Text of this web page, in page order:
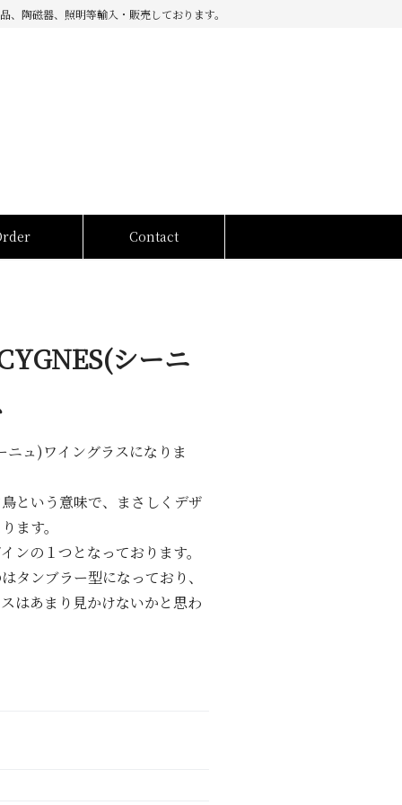
陶磁器、照明等輸入・販売しております。
Contact
シーニ
ニュ)ワイングラスになりま
という意味で、まさしくデザ
ます。
ンの１つとなっております。
タンブラー型になっており、
はあまり見かけないかと思わ